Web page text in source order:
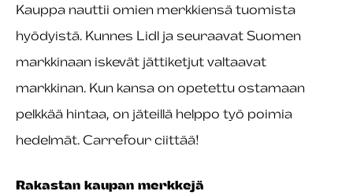
Kauppa nauttii omien merkkiensä tuomista
hyödyistä. Kunnes Lidl ja seuraavat Suomen
markkinaan iskevät jättiketjut valtaavat
markkinan. Kun kansa on opetettu ostamaan
pelkkää hintaa, on jäteillä helppo työ poimia
hedelmät. Carrefour ciittää!
Rakastan kaupan merkkejä